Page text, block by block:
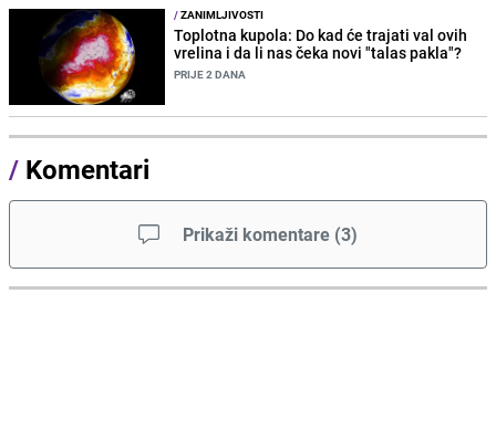
/ZANIMLJIVOSTI
Toplotna kupola: Do kad će trajati val ovih
vrelina i da li nas čeka novi "talas pakla"?
PRIJE 2 DANA
/ Komentari
Prikaži komentare (3)